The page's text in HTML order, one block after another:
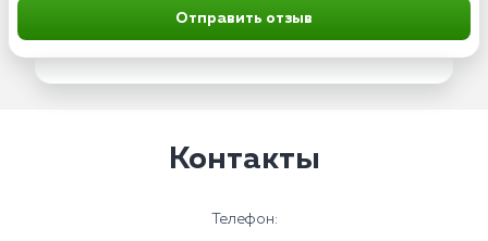
Отправить отзыв
Контакты
Телефон: